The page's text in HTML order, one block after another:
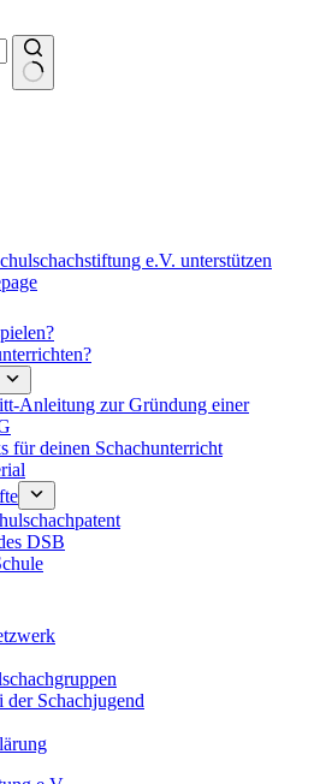
e.V. unterstützen
Anleitung zur Gründung einer
für deinen Schachunterricht
DSB
der Schachjugend